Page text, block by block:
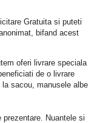
Gratuita si puteti
bifand acest
oferi livrare speciala
de o livrare
sacou, manusele albe
Nuantele si